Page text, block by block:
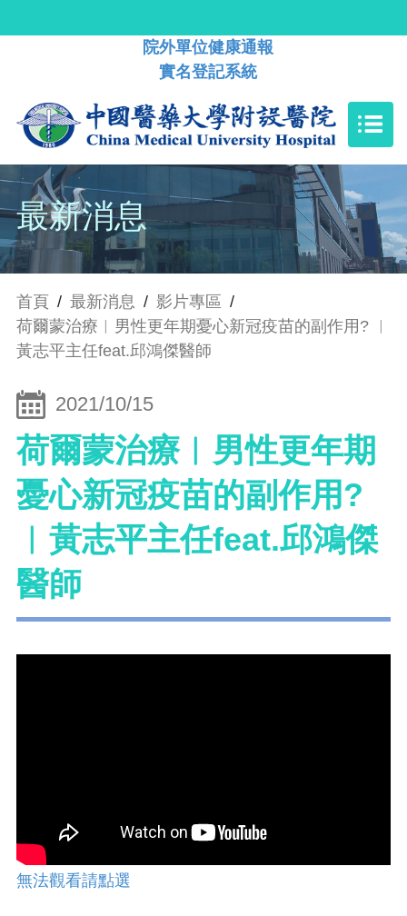
院外單位健康通報
實名登記系統
最新消息
首頁 / 最新消息 / 影片專區 /
荷爾蒙治療︱男性更年期憂心新冠疫苗的副作用? ︱
黃志平主任feat.邱鴻傑醫師
2021/10/15
荷爾蒙治療︱男性更年期
憂心新冠疫苗的副作用?
︱黃志平主任feat.邱鴻傑
醫師
無法觀看請點選